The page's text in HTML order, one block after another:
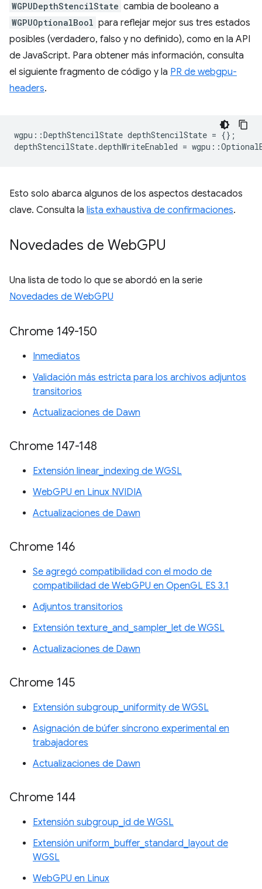
WGPUDepthStencilState cambia de booleano a
WGPUOptionalBool para reflejar mejor sus tres estados
posibles (verdadero, falso y no definido), como en la API
de JavaScript. Para obtener más información, consulta
el siguiente fragmento de código y la PR de webgpu-
headers.
wgpu ::DepthStencilState depthStencilState = {};
depthStencilState.depthWriteEnabled = wgpu ::
Esto solo abarca algunos de los aspectos destacados
clave. Consulta la lista exhaustiva de confirmaciones.
Novedades de WebGPU
Una lista de todo lo que se abordó en la serie
Novedades de WebGPU
Chrome 149-150
Inmediatos
Validación más estricta para los archivos adjuntos
transitorios
Actualizaciones de Dawn
Chrome 147-148
Extensión linear_indexing de WGSL
WebGPU en Linux NVIDIA
Actualizaciones de Dawn
Chrome 146
Se agregó compatibilidad con el modo de
compatibilidad de WebGPU en OpenGL ES 3.1
Adjuntos transitorios
Extensión texture_and_sampler_let de WGSL
Actualizaciones de Dawn
Chrome 145
Extensión subgroup_uniformity de WGSL
Asignación de búfer síncrono experimental en
trabajadores
Actualizaciones de Dawn
Chrome 144
Extensión subgroup_id de WGSL
Extensión uniform_buffer_standard_layout de
WGSL
WebGPU en Linux